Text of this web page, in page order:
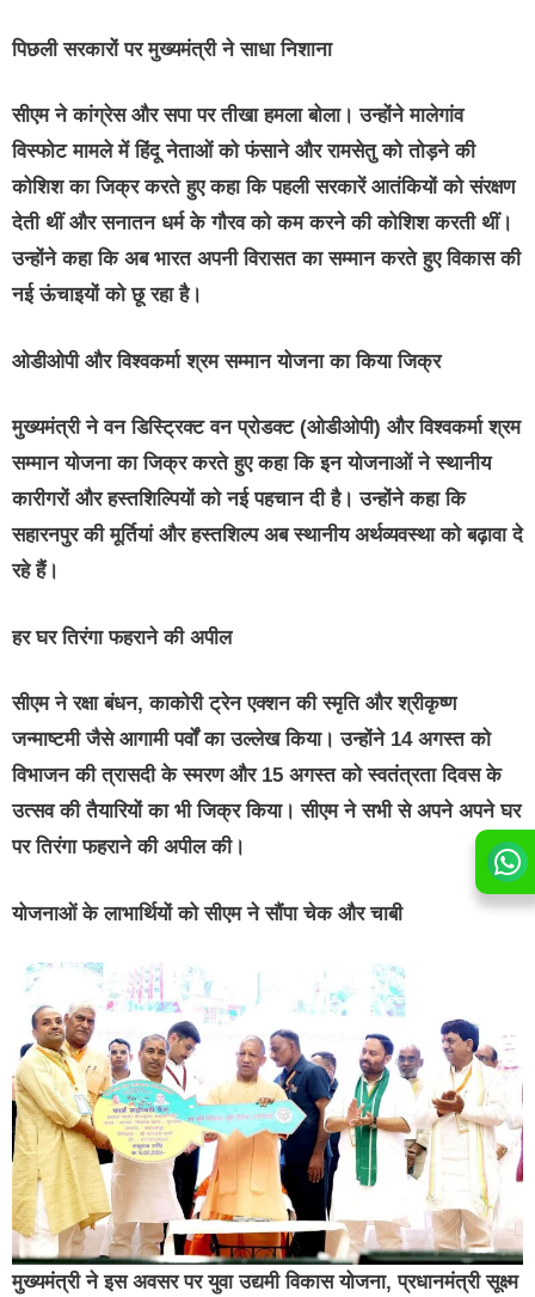
पिछली सरकारों पर मुख्यमंत्री ने साधा निशाना
सीएम ने कांग्रेस और सपा पर तीखा हमला बोला। उन्होंने मालेगांव
विस्फोट मामले में हिंदू नेताओं को फंसाने और रामसेतु को तोड़ने की
कोशिश का जिक्र करते हुए कहा कि पहली सरकारें आतंकियों को संरक्षण
देती थीं और सनातन धर्म के गौरव को कम करने की कोशिश करती थीं।
उन्होंने कहा कि अब भारत अपनी विरासत का सम्मान करते हुए विकास की
नई ऊंचाइयों को छू रहा है।
ओडीओपी और विश्वकर्मा श्रम सम्मान योजना का किया जिक्र
मुख्यमंत्री ने वन डिस्ट्रिक्ट वन प्रोडक्ट (ओडीओपी) और विश्वकर्मा श्रम
सम्मान योजना का जिक्र करते हुए कहा कि इन योजनाओं ने स्थानीय
कारीगरों और हस्तशिल्पियों को नई पहचान दी है। उन्होंने कहा कि
सहारनपुर की मूर्तियां और हस्तशिल्प अब स्थानीय अर्थव्यवस्था को बढ़ावा दे
रहे हैं।
हर घर तिरंगा फहराने की अपील
सीएम ने रक्षा बंधन, काकोरी ट्रेन एक्शन की स्मृति और श्रीकृष्ण
जन्माष्टमी जैसे आगामी पर्वों का उल्लेख किया। उन्होंने 14 अगस्त को
विभाजन की त्रासदी के स्मरण और 15 अगस्त को स्वतंत्रता दिवस के
उत्सव की तैयारियों का भी जिक्र किया। सीएम ने सभी से अपने अपने घर
पर तिरंगा फहराने की अपील की।
योजनाओं के लाभार्थियों को सीएम ने सौंपा चेक और चाबी
मुख्यमंत्री ने इस अवसर पर युवा उद्यमी विकास योजना, प्रधानमंत्री सूक्ष्म